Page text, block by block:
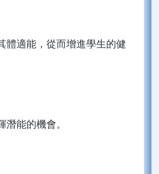
體適能，從而增進學生的健
能的機會。